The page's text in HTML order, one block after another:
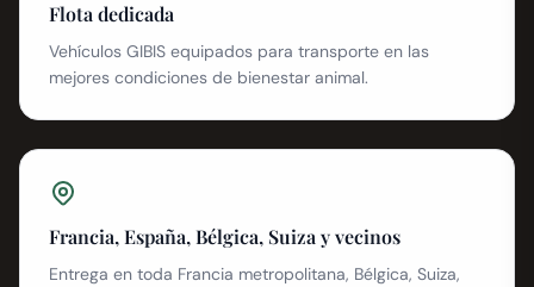
Flota dedicada
Vehículos GIBIS equipados para transporte en las
mejores condiciones de bienestar animal.
Francia, España, Bélgica, Suiza y vecinos
Entrega en toda Francia metropolitana, Bélgica, Suiza,